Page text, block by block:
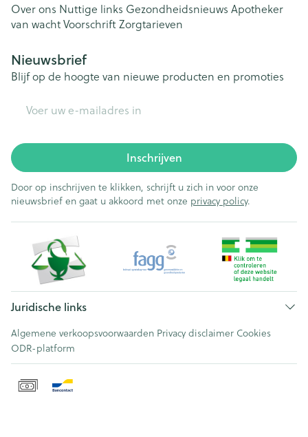
Over ons Nuttige links Gezondheidsnieuws Apotheker
van wachtVoorschriftZorgtarieven
Nieuwsbrief
Blijf op de hoogte van nieuwe producten en promoties
Inschrijven
Door op inschrijven te klikken, schrijft u zich in voor onze
nieuwsbrief en gaat u akkoord met onze privacy policy.
Juridische links
Algemene verkoopsvoorwaarden Privacy disclaimer Cookies
ODR-platform